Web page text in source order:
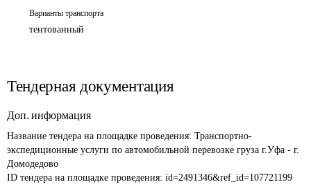
Варианты транспорта
тентованный
Тендерная документация
Доп. информация
Название тендера на площадке проведения: Транспортно-
экспедиционные услуги по автомобильной перевозке груза г.Уфа - г.
Домодедово
ID тендера на площадке проведения: id=2491346&ref_id=107721199